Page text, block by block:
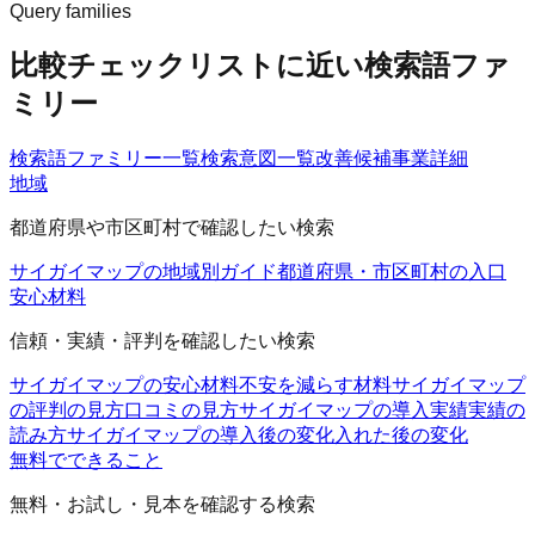
Query families
比較チェックリストに近い検索語ファ
ミリー
検索語ファミリー一覧検索意図一覧改善候補事業詳細
地域
都道府県や市区町村で確認したい検索
サイガイマップの地域別ガイド都道府県・市区町村の入口
安心材料
信頼・実績・評判を確認したい検索
サイガイマップの安心材料不安を減らす材料サイガイマップ
の評判の見方口コミの見方サイガイマップの導入実績実績の
読み方サイガイマップの導入後の変化入れた後の変化
無料でできること
無料・お試し・見本を確認する検索